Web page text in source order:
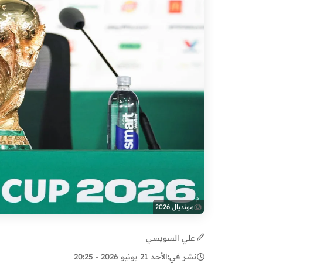
مونديال 2026
علي السويسي
نشر في:الأحد 21 يونيو 2026 - 20:25